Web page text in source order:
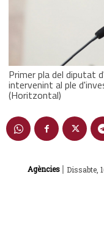
Primer pla del diputat
intervenint al ple
(Horitzontal)
Agències | Dissabte,